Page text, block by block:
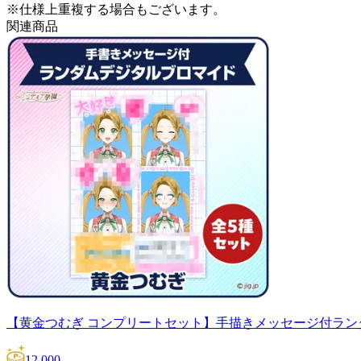
※仕様上重複する場合もございます。
関連商品
【黄金つむぎ コンプリートセット】手描きメッセージ付ラ